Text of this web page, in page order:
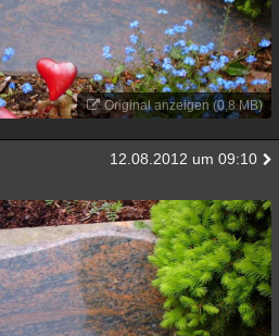
Original anzeigen (0,8 MB)
12.08.2012 um 09:10